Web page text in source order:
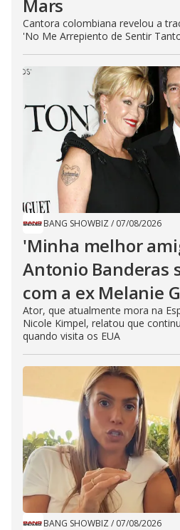
Mars
Cantora colombiana revelou a
'No Me Arrepiento de Sentir
BANG SHOWBIZ / 07/08/2026
'Minha melhor
Antonio Banderas
com a ex Melanie
Ator, que atualmente mora na
Nicole Kimpel, relatou que
quando visita os EUA
BANG SHOWBIZ / 07/08/2026